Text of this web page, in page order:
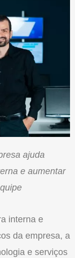
ajuda
e aumentar
interna e
da empresa, a
e serviços